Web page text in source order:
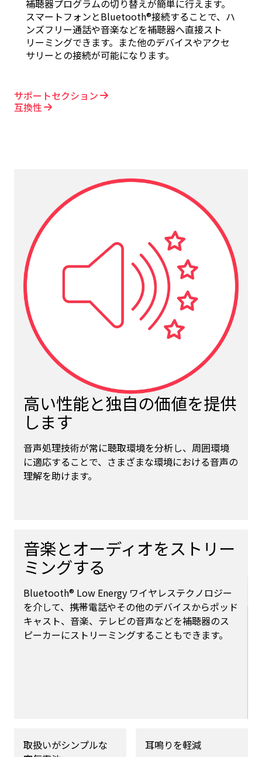
補聴器プログラムの切り替えが簡単に行えます。
スマートフォンとBluetooth®接続することで、ハ
ンズフリー通話や音楽などを補聴器へ直接スト
リーミングできます。また他のデバイスやアクセ
サリーとの接続が可能になります。
サポートセクション
互換性
高い性能と独自の価値を提供
します
音声処理技術が常に聴取環境を分析し、周囲環境
に適応することで、さまざまな環境における音声の
理解を助けます。
音楽とオーディオをストリー
ミングする
Bluetooth® Low Energy ワイヤレステクノロジー
を介して、携帯電話やその他のデバイスからポッド
キャスト、音楽、テレビの音声などを補聴器のス
ピーカーにストリーミングすることもできます。
取扱いがシンプルな
耳鳴りを軽減